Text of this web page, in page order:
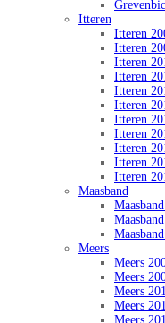
Itteren
Itteren
Itteren
Itteren
Itteren
Itteren
Itteren
Itteren
Itteren
Itteren
Itteren
Itteren
Maasband
Meers
Meers
Meers
Meers
Meers
Meers